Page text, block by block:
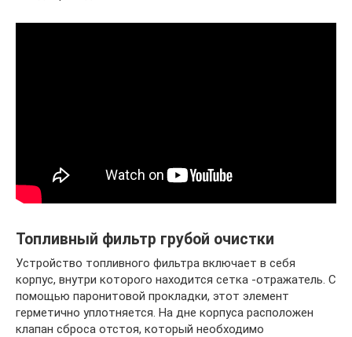
Топливный фильтр грубой очистки
Устройство топливного фильтра включает в себя
корпус, внутри которого находится сетка -отражатель. С
помощью паронитовой прокладки, этот элемент
герметично уплотняется. На дне корпуса расположен
клапан сброса отстоя, который необходимо